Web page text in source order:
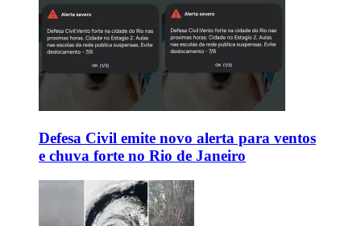
Defesa Civil emite novo alerta para ventos
e chuva forte no Rio de Janeiro